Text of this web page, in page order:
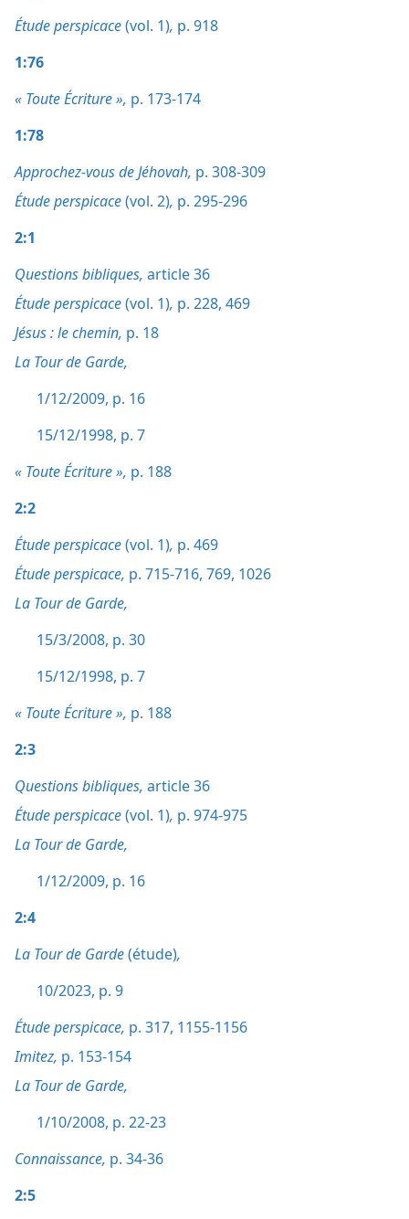
Étude perspicace(vol. 1), p. 918
1:76
« Toute Écriture », p. 173-174
1:78
Approchez-vous de Jéhovah, p. 308-309
Étude perspicace(vol. 2), p. 295-296
2:1
Questions bibliques, article 36
Étude perspicace(vol. 1), p. 228, 469
Jésus : le chemin, p. 18
La Tour de Garde,
1/12/2009, p. 16
15/12/1998, p. 7
« Toute Écriture », p. 188
2:2
Étude perspicace(vol. 1), p. 469
Étude perspicace, p. 715-716, 769, 1026
La Tour de Garde,
15/3/2008, p. 30
15/12/1998, p. 7
« Toute Écriture », p. 188
2:3
Questions bibliques, article 36
Étude perspicace(vol. 1), p. 974-975
La Tour de Garde,
1/12/2009, p. 16
2:4
La Tour de Garde(étude),
10/2023, p. 9
Étude perspicace, p. 317, 1155-1156
Imitez, p. 153-154
La Tour de Garde,
1/10/2008, p. 22-23
Connaissance, p. 34-36
2:5